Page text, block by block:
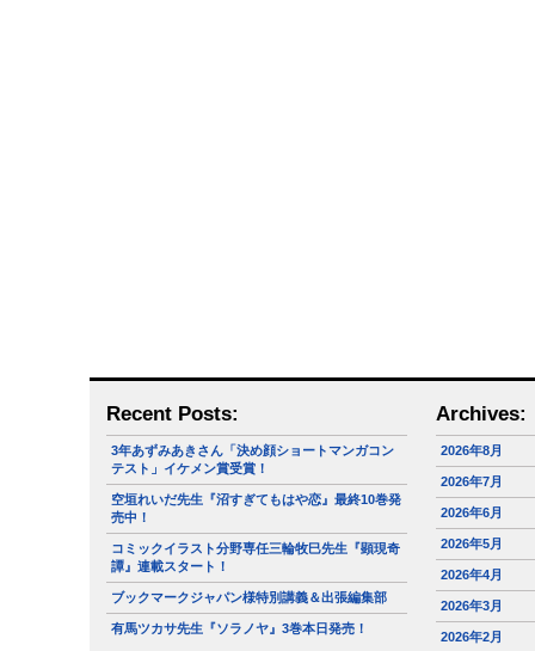
Recent Posts:
3年あずみあきさん「決め顔ショートマンガコン
テスト」イケメン賞受賞！
空垣れいだ先生『沼すぎてもはや恋』最終10巻発
売中！
コミックイラスト分野専任三輪牧巳先生『顕現奇
譚』連載スタート！
ブックマークジャパン様特別講義＆出張編集部
有馬ツカサ先生『ソラノヤ』3巻本日発売！
Archives:
2026年8月
2026年7月
2026年6月
2026年5月
2026年4月
2026年3月
2026年2月